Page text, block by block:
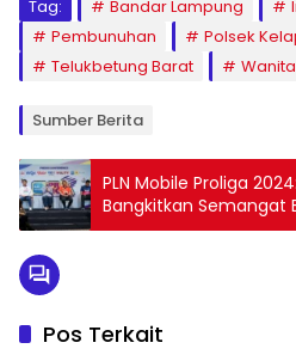
Tag: Bandar Lampung
Pembunuhan
Polsek
Telukbetung Barat
Sumber Berita
PLN Mobile Proliga
Bangkitkan Semangat
Pos Terkait